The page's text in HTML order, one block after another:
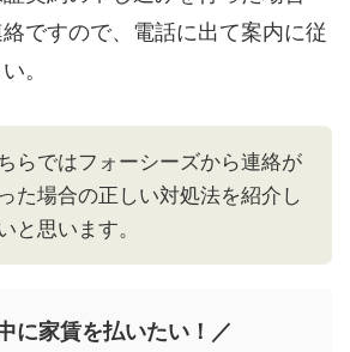
ですので、電話に出て案内に従
。
らではフォーシーズから連絡が
た場合の正しい対処法を紹介し
と思います。
に家賃を払いたい！／